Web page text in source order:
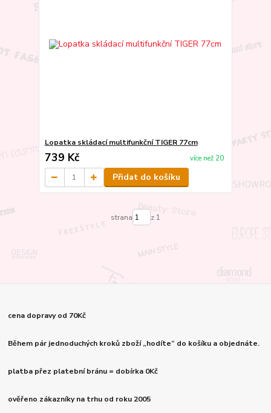
Lopatka skládací multifunkční TIGER 77cm
739 Kč více než 20
Přidat do košíku
strana z 1
cena dopravy od 70Kč
Během pár jednoduchých kroků zboží „hodíte“ do košíku a objednáte.
platba přez platební bránu = dobírka 0Kč
ověřeno zákazníky na trhu od roku 2005